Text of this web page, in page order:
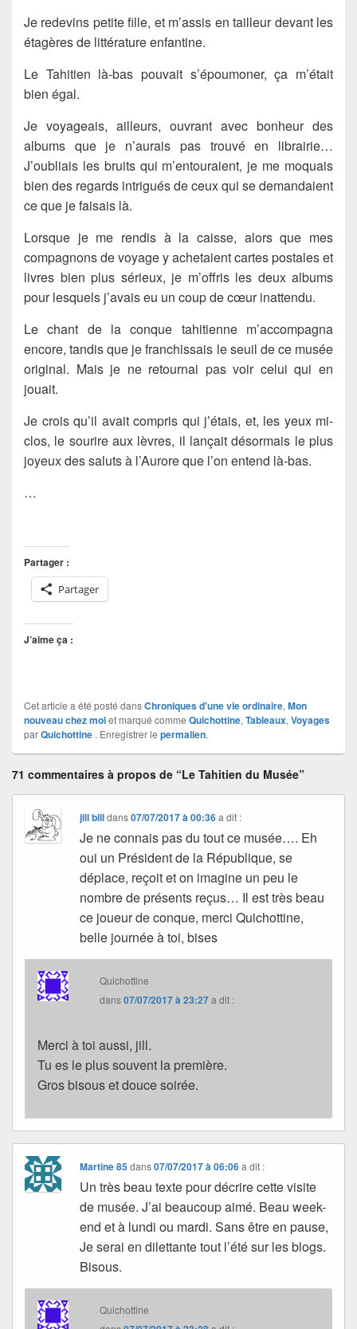
Je redevins petite fille, et m’assis en tailleur devant les
étagères de littérature enfantine.
Le Tahitien là-bas pouvait s’époumoner, ça m’était
bien égal.
Je voyageais, ailleurs, ouvrant avec bonheur des
albums que je n’aurais pas trouvé en librairie…
J’oubliais les bruits qui m’entouraient, je me moquais
bien des regards intrigués de ceux qui se demandaient
ce que je faisais là.
Lorsque je me rendis à la caisse, alors que mes
compagnons de voyage y achetaient cartes postales et
livres bien plus sérieux, je m’offris les deux albums
pour lesquels j’avais eu un coup de cœur inattendu.
Le chant de la conque tahitienne m’accompagna
encore, tandis que je franchissais le seuil de ce musée
original. Mais je ne retournai pas voir celui qui en
jouait.
Je crois qu’il avait compris qui j’étais, et, les yeux mi-
clos, le sourire aux lèvres, il lançait désormais le plus
joyeux des saluts à l’Aurore que l’on entend là-bas.
…
Partager :
Partager
J’aime ça :
Cet article a été posté dansChroniques d'une vie ordinaire, Mon
nouveau chez moiet marqué comme Quichottine, Tableaux, Voyages
parQuichottine . Enregistrer le permalien.
71 commentaires à propos de “Le Tahitien du Musée”
jill billdans07/07/2017 à 00:36 a dit :
Je ne connais pas du tout ce musée…. Eh
oui un Président de la République, se
déplace, reçoit et on imagine un peu le
nombre de présents reçus… Il est très beau
ce joueur de conque, merci Quichottine,
belle journée à toi, bises
Quichottine
dans07/07/2017 à 23:27a dit :
Merci à toi aussi, jill.
Tu es le plus souvent la première.
Gros bisous et douce soirée.
Martine 85dans07/07/2017 à 06:06 a dit :
Un très beau texte pour décrire cette visite
de musée. J’ai beaucoup aimé. Beau week-
end et à lundi ou mardi. Sans être en pause,
Je serai en dilettante tout l’été sur les blogs.
Bisous.
Quichottine